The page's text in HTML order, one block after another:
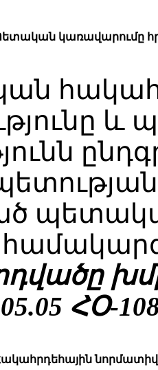
ետական կառավարումը
և
ՀՕ-
ակահրդեհային